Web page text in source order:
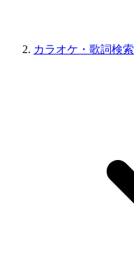
カラオケ・歌詞検索